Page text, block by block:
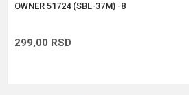
OWNER 51724 (SBL-37M) -8
299,00 RSD